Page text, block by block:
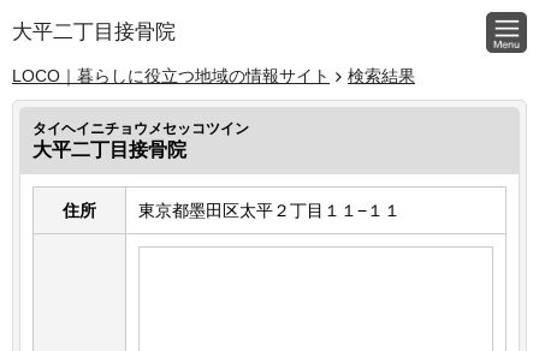
大平二丁目接骨院
LOCO｜暮らしに役立つ地域の情報サイト 検索結果
タイヘイニチョウメセッコツイン
大平二丁目接骨院
住所 東京都墨田区太平２丁目１１−１１